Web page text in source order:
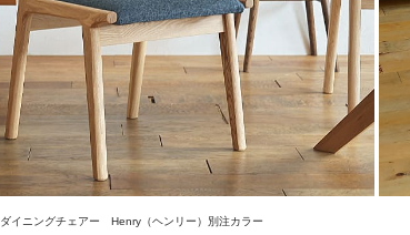
ダイニングチェアー Henry（ヘンリー）別注カラー